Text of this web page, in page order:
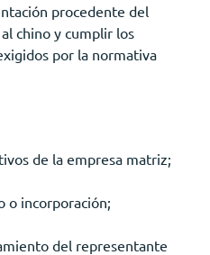
procedente del
chino y cumplir los
por la normativa
de la empresa matriz;
o incorporación;
del representante